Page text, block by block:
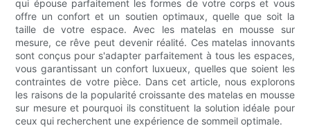
qui épouse parfaitement les formes de votre corps et vous
offre un confort et un soutien optimaux, quelle que soit la
taille de votre espace. Avec les matelas en mousse sur
mesure, ce rêve peut devenir réalité. Ces matelas innovants
sont conçus pour s'adapter parfaitement à tous les espaces,
vous garantissant un confort luxueux, quelles que soient les
contraintes de votre pièce. Dans cet article, nous explorons
les raisons de la popularité croissante des matelas en mousse
sur mesure et pourquoi ils constituent la solution idéale pour
ceux qui recherchent une expérience de sommeil optimale.